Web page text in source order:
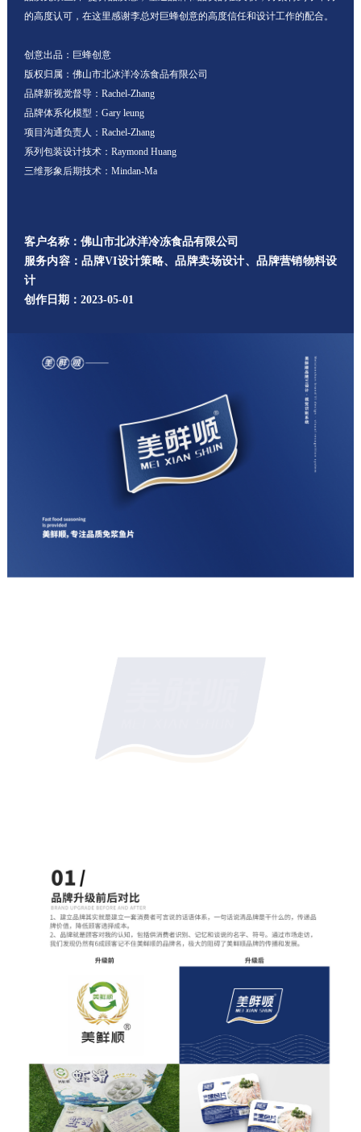
的高度认可，在这里感谢李总对巨蜂创意的高度信任和设计工作的配合。
创意出品：巨蜂创意
版权归属：佛山市北冰洋冷冻食品有限公司
品牌新视觉督导：Rachel-Zhang
品牌体系化模型：Gary leung
项目沟通负责人：Rachel-Zhang
系列包装设计技术：Raymond Huang
三维形象后期技术：Mindan-Ma
客户名称：佛山市北冰洋冷冻食品有限公司
服务内容：品牌VI设计策略、品牌卖场设计、品牌营销物料设
计
创作日期：2023-05-01